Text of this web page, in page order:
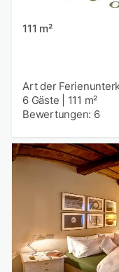
111 m²
Art der
6 Gäste
111 m²
Bewertungen: 6